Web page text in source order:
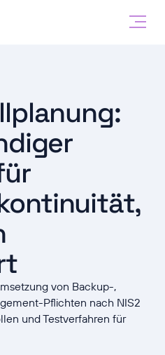
von Backup-,
Pflichten nach NIS2
und Testverfahren für